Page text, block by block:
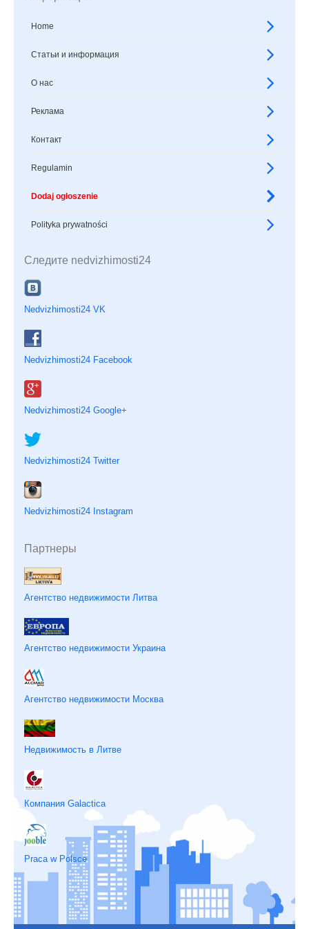
Home
Статьи и информация
О нас
Реклама
Контакт
Regulamin
Dodaj ogłoszenie
Polityka prywatności
Следите nedvizhimosti24
Nedvizhimosti24 VK
Nedvizhimosti24 Facebook
Nedvizhimosti24 Google+
Nedvizhimosti24 Twitter
Nedvizhimosti24 Instagram
Партнеры
Агентство недвижимости Литва
Агентство недвижимости Украина
Агентство недвижимости Москва
Недвижимость в Литве
Компания Galactica
Praca w Polsce